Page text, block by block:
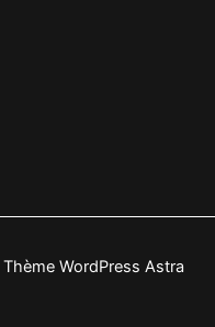
Thème WordPress Astra